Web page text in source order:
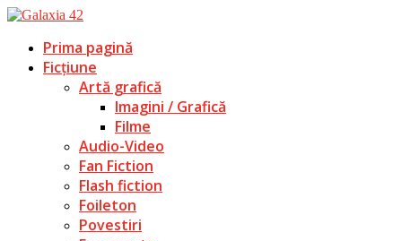
Prima pagină
Ficțiune
Artă grafică
Imagini / Grafică
Filme
Audio-Video
Fan Fiction
Flash fiction
Foileton
Povestiri